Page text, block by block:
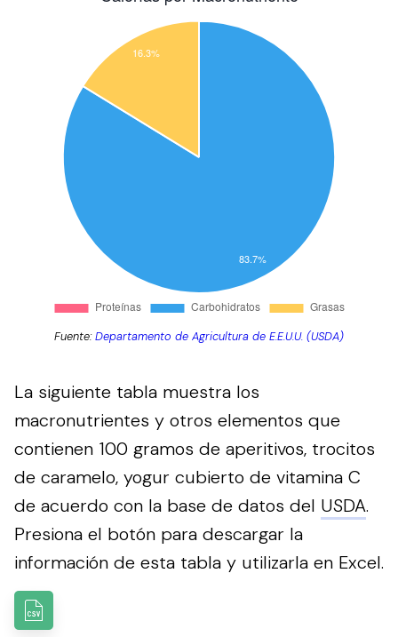
Fuente:Departamento de Agricultura de E.E.U.U. (USDA)
La siguiente tabla muestra los
macronutrientes y otros elementos que
contienen 100 gramos de aperitivos, trocitos
de caramelo, yogur cubierto de vitamina C
de acuerdo con la base de datos del USDA.
Presiona el botón para descargar la
información de esta tabla y utilizarla en Excel.